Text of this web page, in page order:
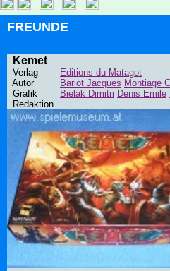
FREUNDE
Kemet
Verlag
Editions du Matagot
Autor
Bariot Jacques Montiage
Grafik
Bielak Dimitri Denis Emile
Redaktion